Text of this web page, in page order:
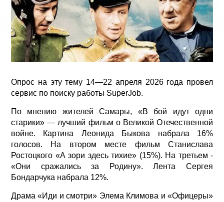
Опрос на эту тему 14—22 апреля 2026 года провел
сервис по поиску работы SuperJob.
По мнению жителей Самары, «В бой идут одни
старики» — лучший фильм о Великой Отечественной
войне. Картина Леонида Быкова набрала 16%
голосов. На втором месте фильм Станислава
Ростоцкого «А зори здесь тихие» (15%). На третьем -
«Они сражались за Родину». Лента Сергея
Бондарчука набрала 12%.
Драма «Иди и смотри» Элема Климова и «Офицеры»